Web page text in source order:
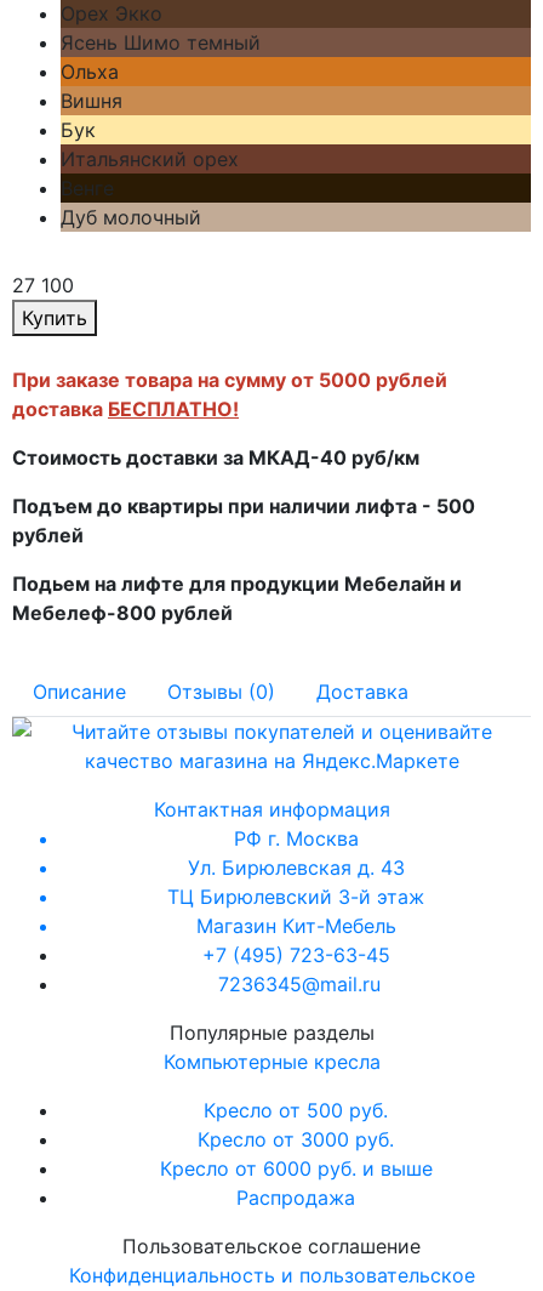
Орех Экко
Ясень Шимо темный
Ольха
Вишня
Бук
Итальянский орех
Венге
Дуб молочный
27 100
Купить
При заказе товара на сумму от 5000 рублей
доставка БЕСПЛАТНО!
Стоимость доставки за МКАД-40 руб/км
Подъем до квартиры при наличии лифта - 500
рублей
Подьем на лифте для продукции Мебелайн и
Мебелеф-800 рублей
Описание Отзывы (0) Доставка
Контактная информация
РФ г. Москва
Ул. Бирюлевская д. 43
ТЦ Бирюлевский 3-й этаж
Магазин Кит-Мебель
+7 (495) 723-63-45
7236345@mail.ru
Популярные разделы
Компьютерные кресла
Кресло от 500 руб.
Кресло от 3000 руб.
Кресло от 6000 руб. и выше
Распродажа
Пользовательское соглашение
Конфиденциальность и пользовательское